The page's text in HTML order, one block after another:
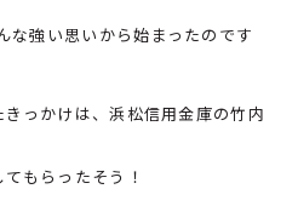
な強い思いから始まったのです
っかけは、浜松信用金庫の竹内
もらったそう！